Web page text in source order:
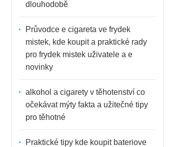
dlouhodobě
Průvodce e cigareta ve frydek
mistek, kde koupit a praktické rady
pro frydek mistek uživatele a e
novinky
alkohol a cigarety v těhotenství co
očekávat mýty fakta a užitečné tipy
pro těhotné
Praktické tipy kde koupit bateriove